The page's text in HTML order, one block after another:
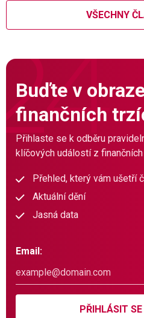
VŠECHNY
Buďte v
finančních
Přihlaste se k odběru
klíčových událostí z finančních
Přehled, který vám ušetří
Aktuální dění
Jasná data
Email:
PŘIHLÁSIT SE